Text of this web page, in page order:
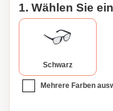
verarbeiten müssen. Das Tragen einer Blaulichtbrille hilft
gegen trockene Augen
Kopfschmerzen und
1. Wählen Sie
Schwarz
Mehrere Farben